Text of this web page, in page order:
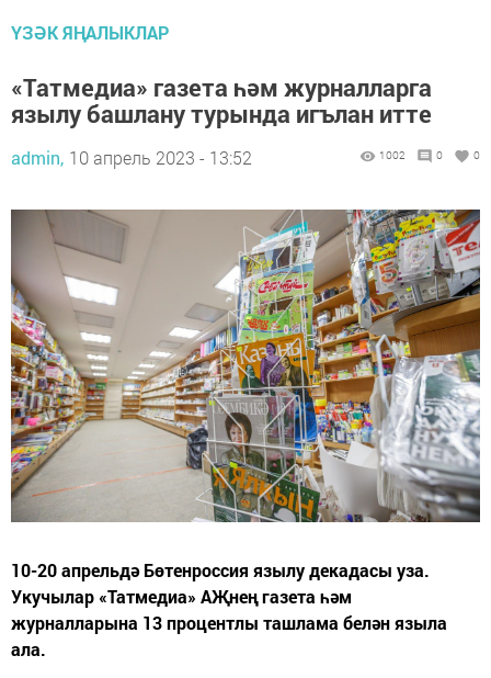
ҮЗӘК ЯҢАЛЫКЛАР
«Татмедиа» газета һәм журналларга
язылу башлану турында игълан итте
admin, 10 апрель 2023 - 13:52 1002 0 0
10-20 апрельдә Бөтенроссия язылу декадасы уза.
Укучылар «Татмедиа» АҖнең газета һәм
журналларына 13 процентлы ташлама белән языла
ала.